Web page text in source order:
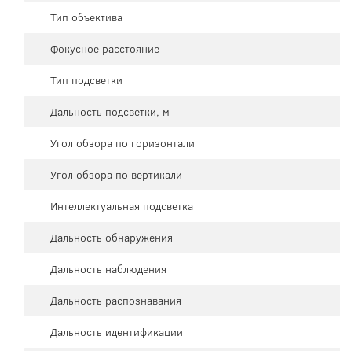
Тип объектива
Фокусное расстояние
Тип подсветки
Дальность подсветки, м
Угол обзора по горизонтали
Угол обзора по вертикали
Интеллектуальная подсветка
Дальность обнаружения
Дальность наблюдения
Дальность распознавания
Дальность идентификации